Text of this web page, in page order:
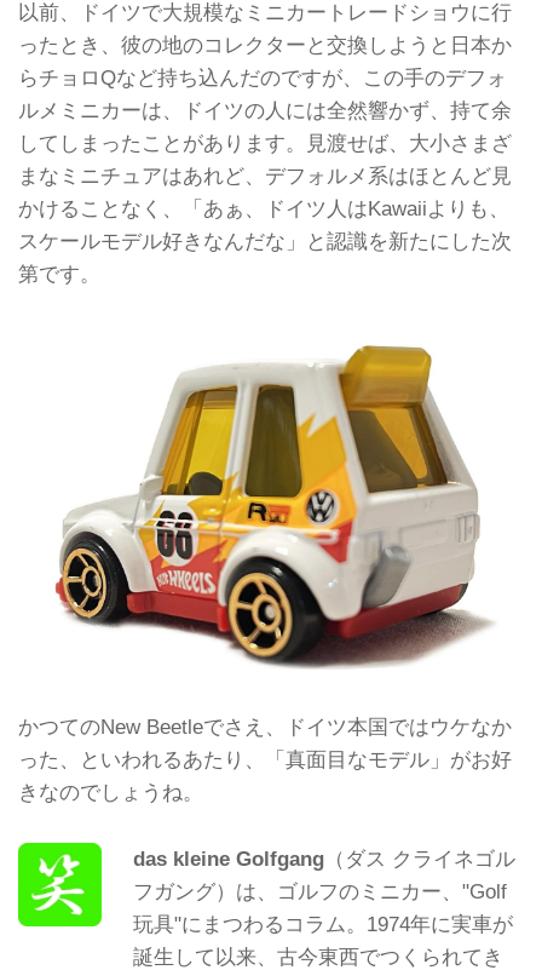
以前、ドイツで大規模なミニカートレードショウに行
ったとき、彼の地のコレクターと交換しようと日本か
らチョロQなど持ち込んだのですが、この手のデフォ
ルメミニカーは、ドイツの人には全然響かず、持て余
してしまったことがあります。見渡せば、大小さまざ
まなミニチュアはあれど、デフォルメ系はほとんど見
かけることなく、「あぁ、ドイツ人はKawaiiよりも、
スケールモデル好きなんだな」と認識を新たにした次
第です。
かつてのNew Beetleでさえ、ドイツ本国ではウケなか
った、といわれるあたり、「真面目なモデル」がお好
きなのでしょうね。
das kleine Golfgang （ダス クライネゴル
フガング）は、ゴルフのミニカー、"Golf
玩具"にまつわるコラム。1974年に実車が
誕生して以来、古今東西でつくられてき